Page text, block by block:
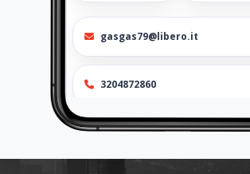
gasgas79@libero.it
3204872860
http://tantodicappello.amaw